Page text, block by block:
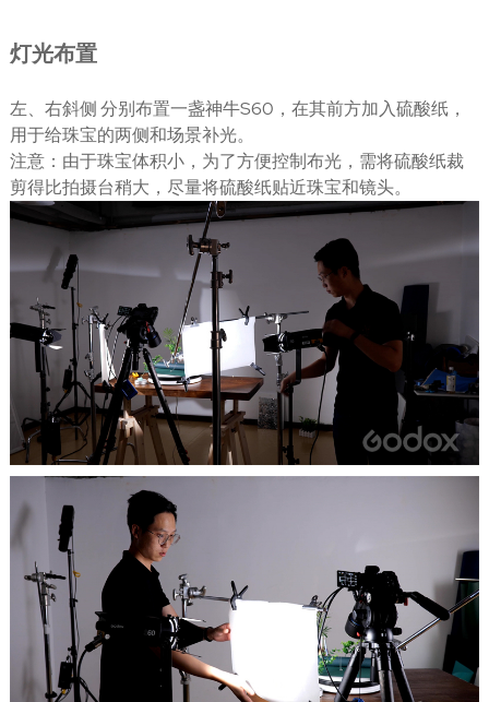
灯光布置
左、右斜侧 分别布置一盏神牛S60，在其前方加入硫酸纸，
用于给珠宝的两侧和场景补光。
注意：由于珠宝体积小，为了方便控制布光，需将硫酸纸裁
剪得比拍摄台稍大，尽量将硫酸纸贴近珠宝和镜头。